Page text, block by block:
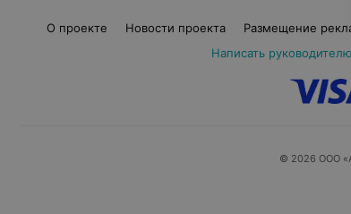
О проекте Новости проекта Размещение
Написать
© 2026 ООО